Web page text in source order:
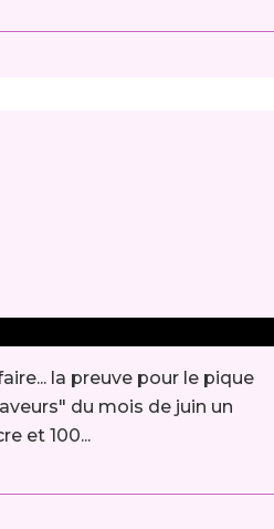
la preuve pour le pique
du mois de juin un
et 100...